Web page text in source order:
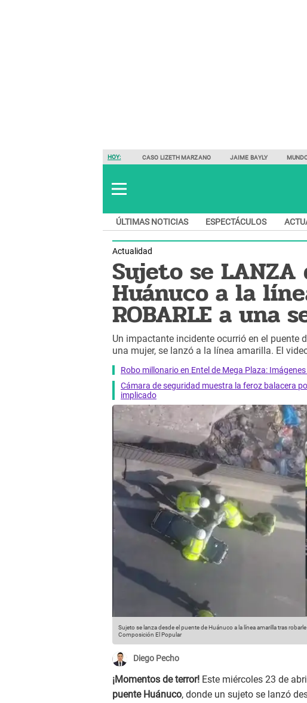
HOY: CASO LIZETH MARZANO JAIME BAYLY
ÚLTIMAS NOTICIAS ESPECTÁCULOS
Actualidad
Sujeto se
Huánuco a la
ROBARLE a una
Un impactante incidente ocurrió en el puente
una mujer, se lanzó a la línea amarilla. El
Robo millonario en Entel de Mega Plaza:
Cámara de seguridad muestra la feroz balacera
implicado
Sujeto se lanza desde el puente de Huánuco a la línea amarilla tras
Composición El Popular
Diego Pecho
¡Momentos de terror! Este miércoles 23 de
puente Huánuco, donde un sujeto se lanzó